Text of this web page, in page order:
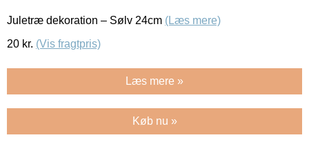
Juletræ dekoration – Sølv 24cm (Læs mere)
20 kr. (Vis fragtpris)
Læs mere »
Køb nu »